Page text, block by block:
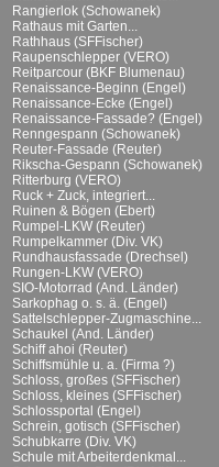
Rangierlok (Schowanek)
Rathaus mit Garten...
Rathhaus (SFFischer)
Raupenschlepper (VERO)
Reitparcour (BKF Blumenau)
Renaissance-Beginn (Engel)
Renaissance-Ecke (Engel)
Renaissance-Fassade? (Engel)
Renngespann (Schowanek)
Reuter-Fassade (Reuter)
Rikscha-Gespann (Schowanek)
Ritterburg (VERO)
Ruck + Zuck, integriert...
Ruinen & Bögen (Ebert)
Rumpel-LKW (Reuter)
Rumpelkammer (Div. VK)
Rundhausfassade (Drechsel)
Rungen-LKW (VERO)
SIO-Motorrad (And. Länder)
Sarkophag o. s. ä. (Engel)
Sattelschlepper-Zugmaschine...
Schaukel (And. Länder)
Schiff ahoi (Reuter)
Schiffsmühle u. a. (Firma ?)
Schloss, großes (SFFischer)
Schloss, kleines (SFFischer)
Schlossportal (Engel)
Schrein, gotisch (SFFischer)
Schubkarre (Div. VK)
Schule mit Arbeiterdenkmal...